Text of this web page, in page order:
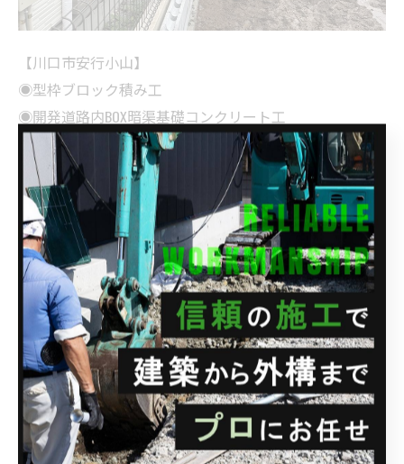
【川口市安行小山】
◉型枠ブロック積み工
◉開発道路内BOX暗渠基礎コンクリート工
◉横断側溝基礎コンクリート工事
【川口市芝下】
◉ブロック積み工事
◉下水改造工事
--------------------------------------------------------------------
--
株式会社関興業
住所 : 埼玉県さいたま市西区水判土41-1
電話番号 : 048-788-1956